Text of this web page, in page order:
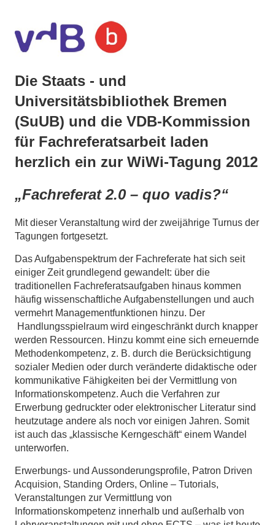
Die Staats - und
Universitätsbibliothek Bremen
(SuUB) und die VDB-Kommission
für Fachreferatsarbeit laden
herzlich ein zur WiWi-Tagung 2012
„Fachreferat 2.0 – quo vadis?“
Mit dieser Veranstaltung wird der zweijährige Turnus der
Tagungen fortgesetzt.
Das Aufgabenspektrum der Fachreferate hat sich seit
einiger Zeit grundlegend gewandelt: über die
traditionellen Fachreferatsaufgaben hinaus kommen
häufig wissenschaftliche Aufgabenstellungen und auch
vermehrt Managementfunktionen hinzu. Der
Handlungsspielraum wird eingeschränkt durch knapper
werden Ressourcen. Hinzu kommt eine sich erneuernde
Methodenkompetenz, z. B. durch die Berücksichtigung
sozialer Medien oder durch veränderte didaktische oder
kommunikative Fähigkeiten bei der Vermittlung von
Informationskompetenz. Auch die Verfahren zur
Erwerbung gedruckter oder elektronischer Literatur sind
heutzutage andere als noch vor einigen Jahren. Somit
ist auch das „klassische Kerngeschäft“ einem Wandel
unterworfen.
Erwerbungs- und Aussonderungsprofile, Patron Driven
Acquision, Standing Orders, Online – Tutorials,
Veranstaltungen zur Vermittlung von
Informationskompetenz innerhalb und außerhalb von